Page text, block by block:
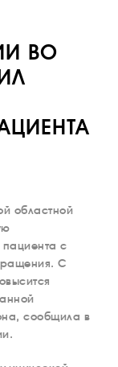
ВО
областной
с
С
сообщила в